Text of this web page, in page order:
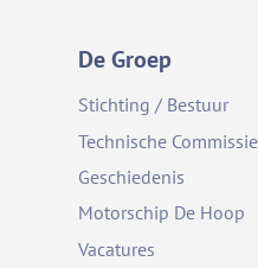
De Groep
Stichting / Bestuur
Technische Commissie
Geschiedenis
Motorschip De Hoop
Vacatures